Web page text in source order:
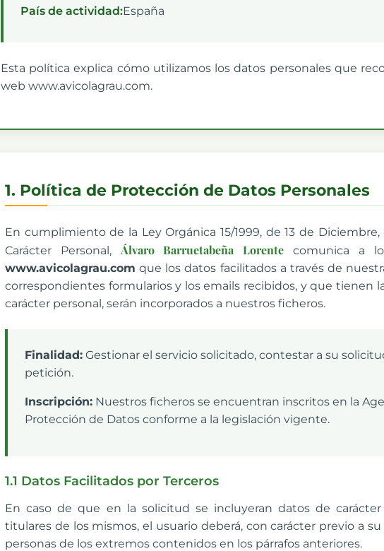
País de actividad:España
Esta política explica cómo utilizamos los datos personales que
web www.avicolagrau.com.
1. Política de Protección de Datos Personales
En cumplimiento de la Ley Orgánica 15/1999, de 13 de
Carácter Personal, Álvaro Barruetabeña Lorente comunica a
www.avicolagrau.com que los datos facilitados a través de
correspondientes formularios y los emails recibidos, y que tienen
carácter personal, serán incorporados a nuestros ficheros.
Finalidad: Gestionar el servicio solicitado, contestar a su
petición.
Inscripción: Nuestros ficheros se encuentran inscritos en la
Protección de Datos conforme a la legislación vigente.
1.1 Datos Facilitados por Terceros
En caso de que en la solicitud se incluyeran datos de
titulares de los mismos, el usuario deberá, con carácter previo a
personas de los extremos contenidos en los párrafos anteriores.